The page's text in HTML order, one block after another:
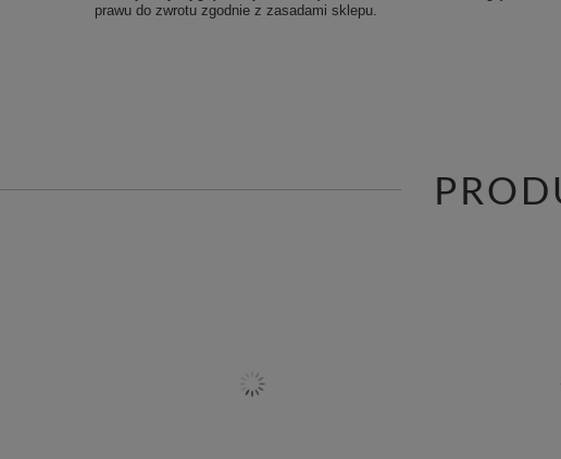
prawu do zwrotu zgodnie z zasadami sklepu.